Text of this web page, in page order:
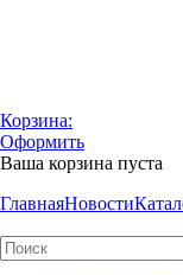
Корзина:
Оформить
Ваша корзина пуста
ГлавнаяНовости